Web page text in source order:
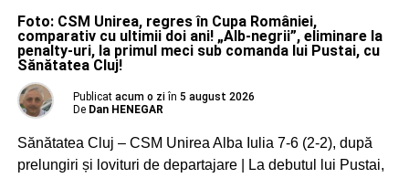
Foto: CSM Unirea, regres în Cupa României,
comparativ cu ultimii doi ani! „Alb-negrii”, eliminare la
penalty-uri, la primul meci sub comanda lui Pustai, cu
Sănătatea Cluj!
Publicat acum o zi în 5 august 2026
De Dan HENEGAR
Sănătatea Cluj – CSM Unirea Alba Iulia 7-6 (2-2), după
prelungiri și lovituri de departajare | La debutul lui Pustai,